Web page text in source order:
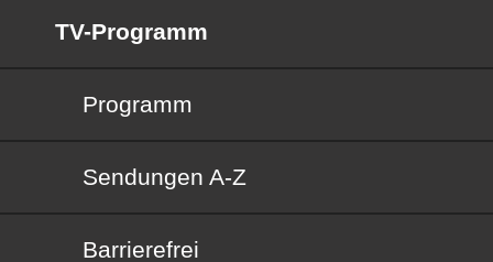
TV-Programm
Programm
Sendungen von A bis Z
Sendungen A-Z
Barrierefrei
Barrierefrei